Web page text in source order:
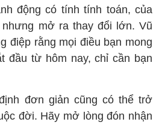
động có tính tính toán, của
mở ra thay đổi lớn. Vũ
điệp rằng mọi điều bạn mong
đầu từ hôm nay, chỉ cần bạn
đơn giản cũng có thể trở
đời. Hãy mở lòng đón nhận